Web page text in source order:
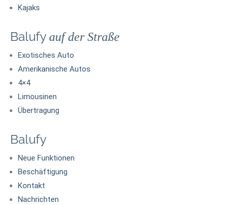
Kajaks
Balufyauf der Straße
Exotisches Auto
Amerikanische Autos
4×4
Limousinen
Übertragung
Balufy
Neue Funktionen
Beschäftigung
Kontakt
Nachrichten